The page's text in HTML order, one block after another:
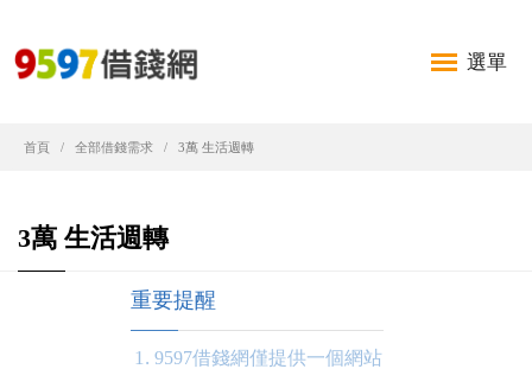
選單
首頁 全部借錢需求 3萬 生活週轉
3萬 生活週轉
重要提醒
9597借錢網僅提供一個網站